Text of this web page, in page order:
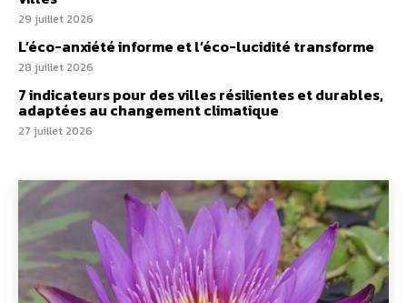
29 juillet 2026
L’éco-anxiété informe et l’éco-lucidité transforme
28 juillet 2026
7 indicateurs pour des villes résilientes et durables,
adaptées au changement climatique
27 juillet 2026